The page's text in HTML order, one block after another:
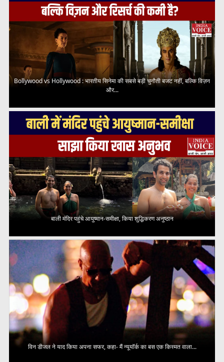
Bollywood vs Hollywood : भारतीय सिनेमा की सबसे बड़ी चुनौती बजट नहीं, बल्कि विज़न
और...
बाली मंदिर पहुंचे आयुष्मान-समीक्षा, किया शुद्धिकरण अनुष्ठान
विन डीजल ने याद किया अपना सफर, कहा- मैं न्यूयॉर्क का बस एक किस्मत वाला...